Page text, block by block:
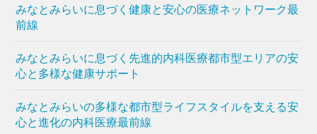
みなとみらいに息づく健康と安心の医療ネットワーク最
前線
みなとみらいに息づく先進的内科医療都市型エリアの安
心と多様な健康サポート
みなとみらいの多様な都市型ライフスタイルを支える安
心と進化の内科医療最前線